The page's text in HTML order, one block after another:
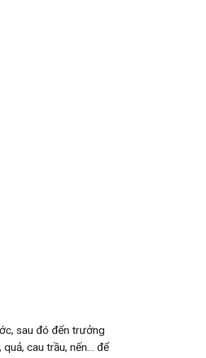
sau đó đến trưởng
cau trầu, nến… để